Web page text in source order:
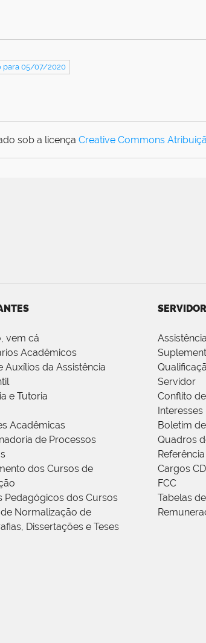
para 05/07/2020
sob a licença Creative Commons
vem cá
Acadêmicos
Auxílios da Assistência
e Tutoria
Acadêmicas
de Processos
dos Cursos de
Pedagógicos dos Cursos
Normalização de
Dissertações e Teses
Servidor
Conflito de
Interesses
Boletim
Quadros
Referência
Cargos
FCC
Tabelas de